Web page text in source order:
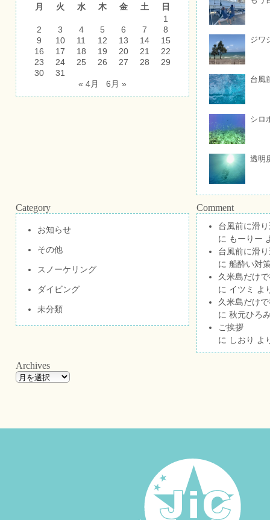
月 火 水 木 金 土
日
1
2
3 4 5 6 7
8
9
10 11 12 13 14
15
16
17 18 19 20 21
22
23
24 25 26 27 28
29
30
31
« 4月
6月 »
ジワ
台風
シロ
透明
Category
お知らせ
その他
スノーケリング
ダイビング
未分類
Comment
台風前に滑
に もーりー
台風前に滑
に 船酔い対
久米島だけ
に イツミ
よ
久米島だけ
に 秋元ひろ
ご挨拶
に しおり よ
Archives